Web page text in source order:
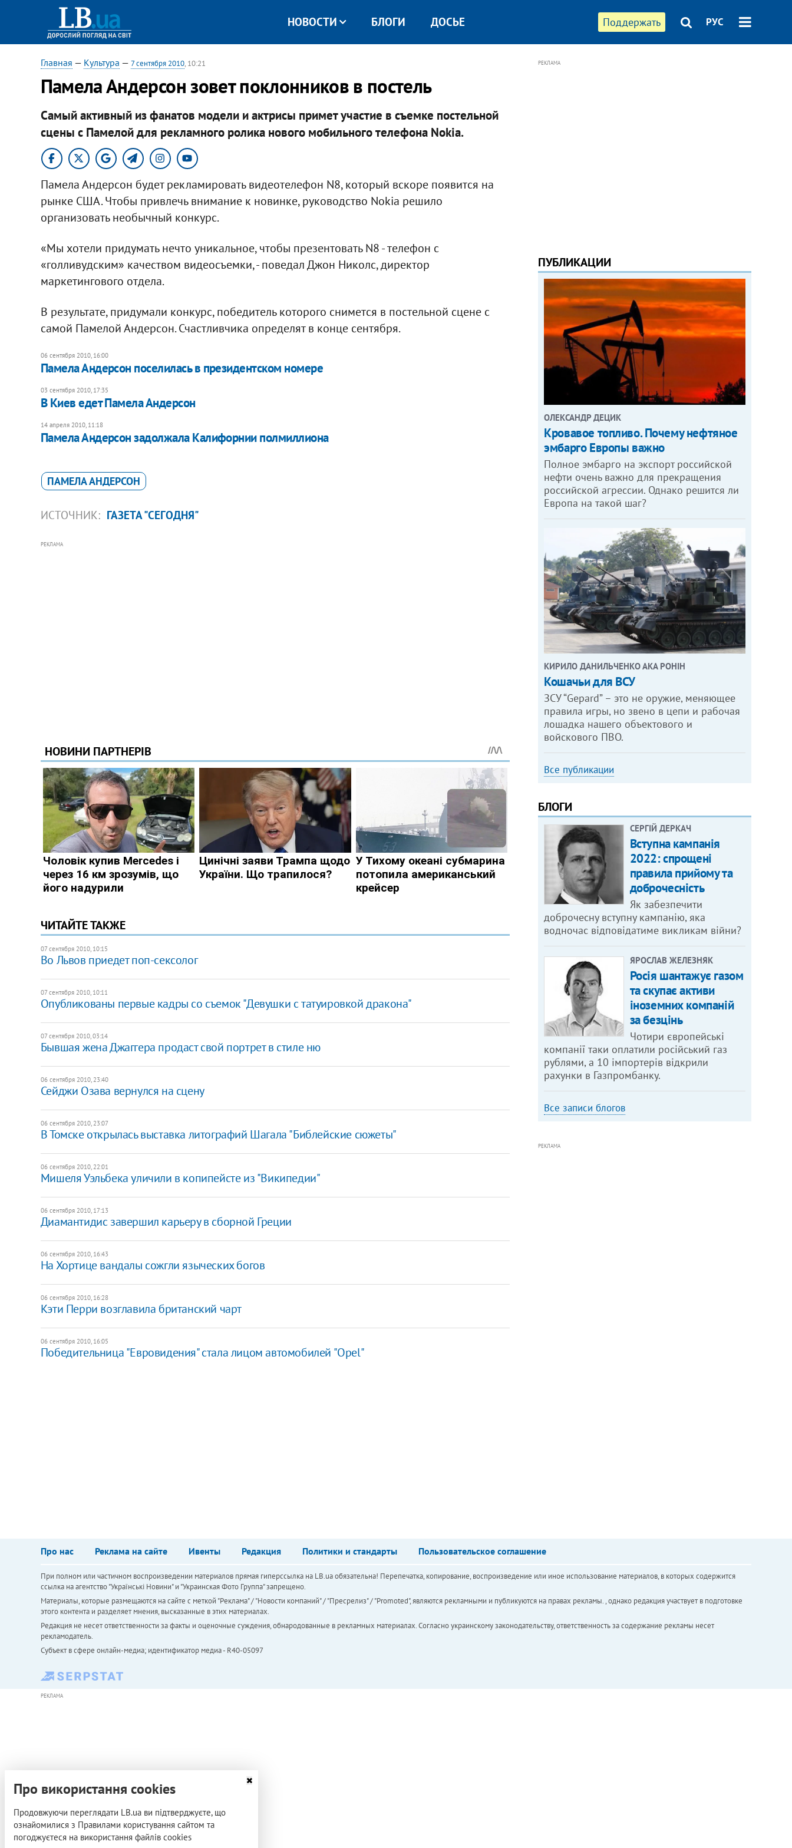
Поддержать РУС
НОВОСТИ БЛОГИ ДОСЬЕ
Главная — Культура — 7 сентября 2010, 10:21
Памела Андерсон зовет поклонников в постель
Самый активный из фанатов модели и актрисы примет участие в съемке постельной
сцены с Памелой для рекламного ролика нового мобильного телефона Nokia.
Памела Андерсон будет рекламировать видеотелефон N8, который вскоре появится на
рынке США. Чтобы привлечь внимание к новинке, руководство Nokia решило
организовать необычный конкурс.
«Мы хотели придумать нечто уникальное, чтобы презентовать N8 - телефон с
«голливудским» качеством видеосъемки, - поведал Джон Николс, директор
маркетингового отдела.
В результате, придумали конкурс, победитель которого снимется в постельной сцене с
самой Памелой Андерсон. Счастливчика определят в конце сентября.
06 сентября 2010, 16:00
Памела Андерсон поселилась в президентском номере
03 сентября 2010, 17:35
В Киев едет Памела Андерсон
14 апреля 2010, 11:18
Памела Андерсон задолжала Калифорнии полмиллиона
ПАМЕЛА АНДЕРСОН
ИСТОЧНИК: ГАЗЕТА "СЕГОДНЯ"
РЕКЛАМА
ЧИТАЙТЕ ТАКЖЕ
07 сентября 2010, 10:15
Во Львов приедет поп-сексолог
07 сентября 2010, 10:11
Опубликованы первые кадры со съемок "Девушки с татуировкой дракона"
07 сентября 2010, 03:14
​Бывшая жена Джаггера продаст свой портрет в стиле ню
06 сентября 2010, 23:40
​Сейджи Озава вернулся на сцену
06 сентября 2010, 23:07
В Томске открылась выставка литографий Шагала "Библейские сюжеты"
06 сентября 2010, 22:01
Мишеля Уэльбека уличили в копипейсте из "Википедии"
06 сентября 2010, 17:13
Диамантидис завершил карьеру в сборной Греции
06 сентября 2010, 16:43
На Хортице вандалы сожгли языческих богов
06 сентября 2010, 16:28
Кэти Перри возглавила британский чарт
06 сентября 2010, 16:05
Победительница "Евровидения" стала лицом автомобилей "Opel"
РЕКЛАМА
ПУБЛИКАЦИИ
ОЛЕКСАНДР ДЕЦИК
Кровавое топливо. Почему нефтяное
эмбарго Европы важно
Полное эмбарго на экспорт российской
нефти очень важно для прекращения
российской агрессии. Однако решится ли
Европа на такой шаг?
КИРИЛО ДАНИЛЬЧЕНКО АКА РОНІН
Кошачьи для ВСУ
ЗСУ “Gepard” – это не оружие, меняющее
правила игры, но звено в цепи и рабочая
лошадка нашего объектового и
войскового ПВО.
Все публикации
БЛОГИ
СЕРГІЙ ДЕРКАЧ
Вступна кампанія
2022: спрощені
правила прийому та
доброчесність
Як забезпечити
доброчесну вступну кампанію, яка
водночас відповідатиме викликам війни?
ЯРОСЛАВ ЖЕЛЕЗНЯК
Росія шантажує газом
та скупає активи
іноземних компаній
за безцінь
Чотири європейські
компанії таки оплатили російський газ
рублями, а 10 імпортерів відкрили
рахунки в Газпромбанку.
Все записи блогов
РЕКЛАМА
Про нас Реклама на сайте Ивенты Редакция Политики и стандарты Пользовательское соглашение
При полном или частичном воспроизведении материалов прямая гиперссылка на LB.ua обязательна! Перепечатка, копирование, воспроизведение или иное использование материалов, в которых содержится
ссылка на агентство "Українськi Новини" и "Украинская Фото Группа" запрещено.
Материалы, которые размещаются на сайте с меткой "Реклама" / "Новости компаний" / "Пресрелиз" / "Promoted", являются рекламными и публикуются на правах рекламы. , однако редакция участвует в подготовке
этого контента и разделяет мнения, высказанные в этих материалах.
Редакция не несет ответственности за факты и оценочные суждения, обнародованные в рекламных материалах. Согласно украинскому законодательству, ответственность за содержание рекламы несет
рекламодатель.
Субъект в сфере онлайн-медиа; идентификатор медиа - R40-05097
РЕКЛАМА
Про використання cookies
Продовжуючи переглядати LB.ua ви підтверджуєте, що
ознайомилися з Правилами користування сайтом та
погоджуєтеся на використання файлів cookies